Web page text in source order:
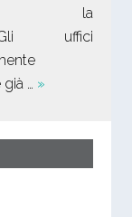
la
uffici
… »